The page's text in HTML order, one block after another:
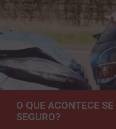
O QUE ACONTECE
SEGURO?